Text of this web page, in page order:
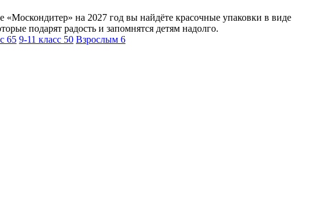
на 2027 год вы найдёте красочные упаковки в виде
подарят радость и запомнятся детям надолго.
65 9-11 класс 50 Взрослым 6